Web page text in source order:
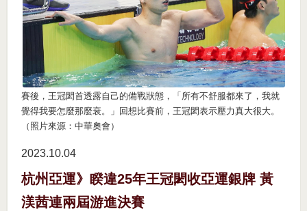
賽後，王冠閎首透露自己的備戰狀態，「所有不舒服都來了，我就
覺得我要怎麼那麼衰。」回想比賽前，王冠閎表示壓力真大很大。
（照片來源：中華奧會）
2023.10 04
杭州亞運》睽違25年王冠閎收亞運銀牌 黃
渼茜連兩屆游進決賽